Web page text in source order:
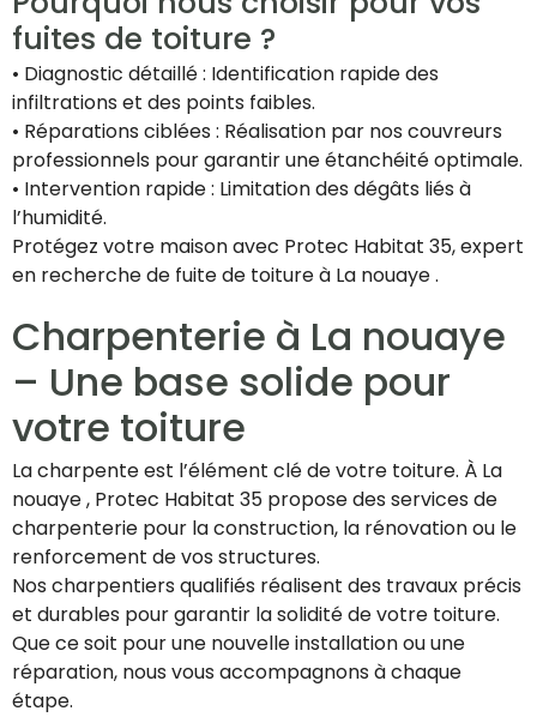
fuites de toiture ?
• Diagnostic détaillé : Identification rapide des
infiltrations et des points faibles.
• Réparations ciblées : Réalisation par nos couvreurs
professionnels pour garantir une étanchéité optimale.
• Intervention rapide : Limitation des dégâts liés à
l’humidité.
Protégez votre maison avec Protec Habitat 35, expert
en recherche de fuite de toiture à La nouaye .
Charpenterie à La nouaye
– Une base solide pour
votre toiture
La charpente est l’élément clé de votre toiture. À La
nouaye , Protec Habitat 35 propose des services de
charpenterie pour la construction, la rénovation ou le
renforcement de vos structures.
Nos charpentiers qualifiés réalisent des travaux précis
et durables pour garantir la solidité de votre toiture.
Que ce soit pour une nouvelle installation ou une
réparation, nous vous accompagnons à chaque
étape.